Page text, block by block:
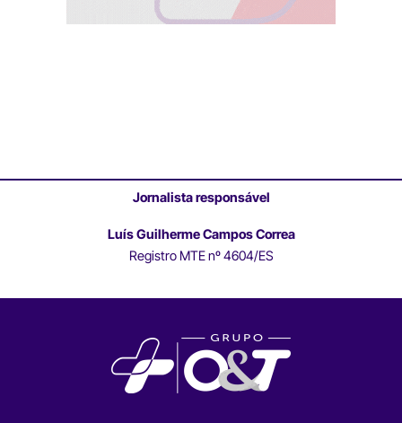
Jornalista responsável
Luís Guilherme Campos Correa
Registro MTE nº 4604/ES